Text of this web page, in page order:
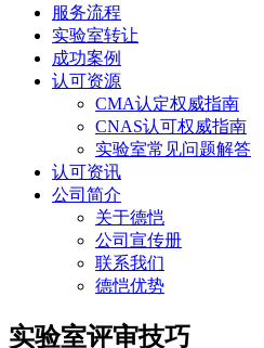
服务流程
实验室转让
成功案例
认可资源
CMA认定权威指南
CNAS认可权威指南
实验室常见问题解答
认可资讯
公司简介
关于德恺
公司宣传册
联系我们
德恺优势
实验室评审技巧